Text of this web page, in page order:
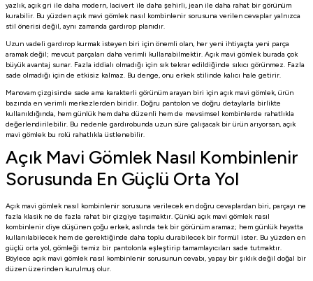
yazlık, açık gri ile daha modern, lacivert ile daha şehirli, jean ile daha rahat bir görünüm
kurabilir. Bu yüzden açık mavi gömlek nasıl kombinlenir sorusuna verilen cevaplar yalnızca
stil önerisi değil, aynı zamanda gardırop planıdır.
Uzun vadeli gardırop kurmak isteyen biri için önemli olan, her yeni ihtiyaçta yeni parça
aramak değil; mevcut parçaları daha verimli kullanabilmektir. Açık mavi gömlek burada çok
büyük avantaj sunar. Fazla iddialı olmadığı için sık tekrar edildiğinde sıkıcı görünmez. Fazla
sade olmadığı için de etkisiz kalmaz. Bu denge, onu erkek stilinde kalıcı hale getirir.
Manovam çizgisinde sade ama karakterli görünüm arayan biri için açık mavi gömlek, ürün
bazında en verimli merkezlerden biridir. Doğru pantolon ve doğru detaylarla birlikte
kullanıldığında, hem günlük hem daha düzenli hem de mevsimsel kombinlerde rahatlıkla
değerlendirilebilir. Bu nedenle gardırobunda uzun süre çalışacak bir ürün arıyorsan, açık
mavi gömlek bu rolü rahatlıkla üstlenebilir.
Açık Mavi Gömlek Nasıl Kombinlenir
Sorusunda En Güçlü Orta Yol
Açık mavi gömlek nasıl kombinlenir sorusuna verilecek en doğru cevaplardan biri, parçayı ne
fazla klasik ne de fazla rahat bir çizgiye taşımaktır. Çünkü açık mavi gömlek nasıl
kombinlenir diye düşünen çoğu erkek, aslında tek bir görünüm aramaz; hem günlük hayatta
kullanılabilecek hem de gerektiğinde daha toplu durabilecek bir formül ister. Bu yüzden en
güçlü orta yol, gömleği temiz bir pantolonla eşleştirip tamamlayıcıları sade tutmaktır.
Böylece açık mavi gömlek nasıl kombinlenir sorusunun cevabı, yapay bir şıklık değil doğal bir
düzen üzerinden kurulmuş olur.